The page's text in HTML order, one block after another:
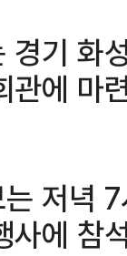
경기 화
관에 마
저녁
사에 참